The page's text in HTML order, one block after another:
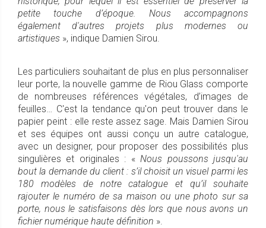
petite touche d’époque. Nous accompagnons
également d'autres projets plus modernes ou
artistiques », indique Damien Sirou.
Les particuliers souhaitant de plus en plus personnaliser
leur porte, la nouvelle gamme de Riou Glass comporte
de nombreuses références végétales, d’images de
feuilles… C'est la tendance qu'on peut trouver dans le
papier peint : elle reste assez sage. Mais Damien Sirou
et ses équipes ont aussi conçu un autre catalogue,
avec un designer, pour proposer des possibilités plus
singulières et originales : «Nous poussons jusqu'au
bout la demande du client : s’il choisit un visuel parmi les
180 modèles de notre catalogue et qu’il souhaite
rajouter le numéro de sa maison ou une photo sur sa
porte, nous le satisfaisons dès lors que nous avons un
fichier numérique haute définition ».